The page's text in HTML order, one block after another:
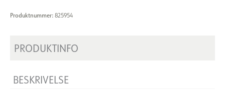
Produktnummer: 825954
PRODUKTINFO
BESKRIVELSE